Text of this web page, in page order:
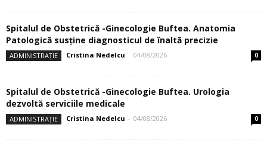
Spitalul de Obstetrică -Ginecologie Buftea. Anatomia
Patologică susţine diagnosticul de înaltă precizie
ADMINISTRAȚIE Cristina Nedelcu - 04/08/2026 0
Spitalul de Obstetrică -Ginecologie Buftea. Urologia
dezvoltă serviciile medicale
ADMINISTRAȚIE Cristina Nedelcu - 04/08/2026 0